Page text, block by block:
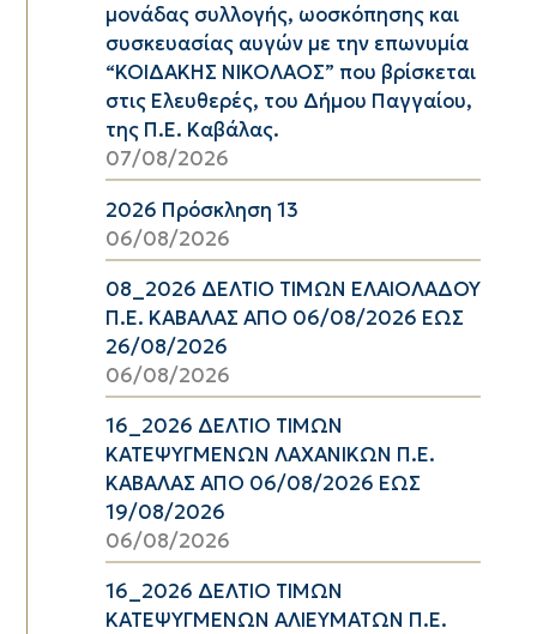
μονάδας συλλογής, ωοσκόπησης και
συσκευασίας αυγών με την επωνυμία
“ΚΟΙΔΑΚΗΣ ΝΙΚΟΛΑΟΣ” που βρίσκεται
στις Ελευθερές, του Δήμου Παγγαίου,
της Π.Ε. Καβάλας.
07/08/2026
2026 Πρόσκληση 13
06/08/2026
08_2026 ΔΕΛΤΙΟ ΤΙΜΩΝ ΕΛΑΙΟΛΑΔΟΥ
Π.Ε. ΚΑΒΑΛΑΣ ΑΠΟ 06/08/2026 ΕΩΣ
26/08/2026
06/08/2026
16_2026 ΔΕΛΤΙΟ ΤΙΜΩΝ
ΚΑΤΕΨΥΓΜΕΝΩΝ ΛΑΧΑΝΙΚΩΝ Π.Ε.
ΚΑΒΑΛΑΣ ΑΠΟ 06/08/2026 ΕΩΣ
19/08/2026
06/08/2026
16_2026 ΔΕΛΤΙΟ ΤΙΜΩΝ
ΚΑΤΕΨΥΓΜΕΝΩΝ ΑΛΙΕΥΜΑΤΩΝ Π.Ε.